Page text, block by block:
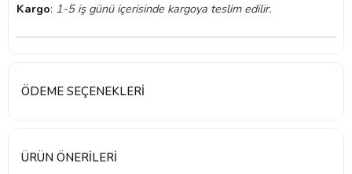
Kargo: 1-5 iş günü içerisinde kargoya teslim edilir.
ÖDEME SEÇENEKLERI
ÜRÜN ÖNERILERI